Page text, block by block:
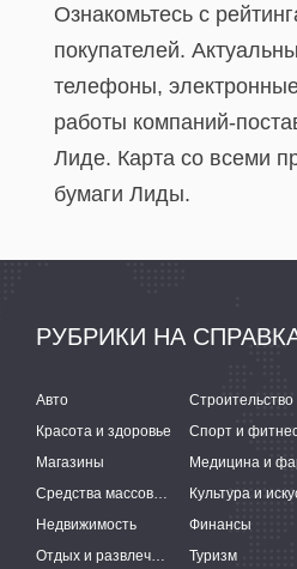
Ознакомьтесь с
покупателей.
телефоны,
работы компаний-
Лиде. Карта со всеми
бумаги Лиды.
РУБРИКИ НА
Авто
Красота и здоровье
Спорт и
Магазины
Средства массовой информации
Недвижимость
Финансы
Отдых и развлечения
Туризм